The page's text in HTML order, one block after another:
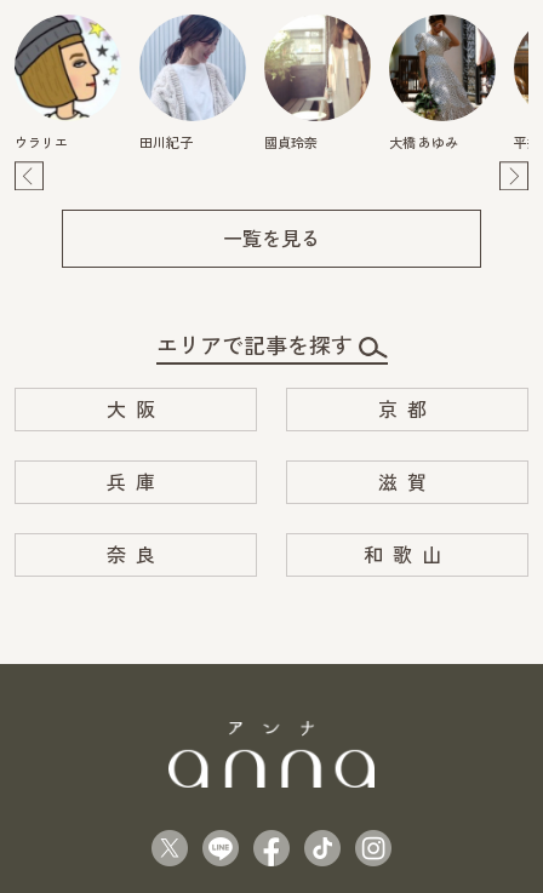
ウラリエ 田川紀子 國貞玲奈 大橋 あゆみ 平
一覧を見る
エリアで記事を探す
大阪 京都
兵庫 滋賀
奈良 和歌山